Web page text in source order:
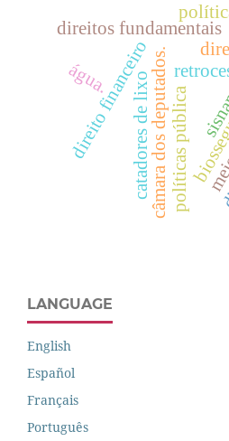
câmara dos deputados.
direitos fundamentais
direito financeiro
catadores de lixopolíticas pública
água.
LANGUAGE
English
Español
Français
Português